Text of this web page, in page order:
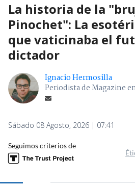
La historia de la
Pinochet": La
que vaticinaba el
dictador
Ignacio Hermosilla
Periodista de Magazine
Sábado 08 Agosto, 2026 | 07:41
Seguimos criterios de